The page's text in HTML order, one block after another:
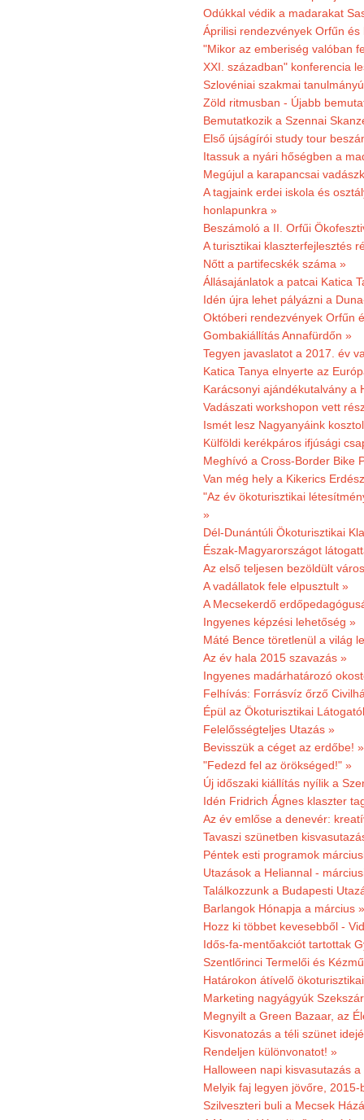
Odúkkal védik a madarakat
Áprilisi rendezvények Orfűn és
"Mikor az emberiség valóban
XXI. században" konferencia
Szlovéniai szakmai
Zöld ritmusban - Újabb
Bemutatkozik a Szennai
Első újságírói study tour
Itassuk a nyári hőségben a
Megújul a karapancsai
A tagjaink erdei iskola és
honlapunkra »
Beszámoló a II. Orfűi
A turisztikai klaszterfejlesztés
Nőtt a partifecskék száma »
Állásajánlatok a patcai Katica
Idén újra lehet pályázni a
Októberi rendezvények Orfűn
Gombakiállítás Annafürdőn »
Tegyen javaslatot a 2017. év
Katica Tanya elnyerte az
Karácsonyi ajándékutalvány a
Vadászati workshopon vett
Ismét lesz Nagyanyáink
Külföldi kerékpáros ifjúsági
Meghívó a Cross-Border Bike
Van még hely a Kikerics
"Az év ökoturisztikai
»
Dél-Dunántúli Ökoturisztikai
Észak-Magyarországot
Az első teljesen bezöldült
A vadállatok fele elpusztult »
A Mecsekerdő
Ingyenes képzési lehetőség »
Máté Bence töretlenül a világ
Az év hala 2015 szavazás »
Ingyenes madárhatározó
Felhívás: Forrásvíz őrző
Épül az Ökoturisztikai
Felelősségteljes Utazás »
Bevisszük a céget az erdőbe! »
"Fedezd fel az örökséged!" »
Új időszaki kiállítás nyílik a
Idén Fridrich Ágnes klaszter
Az év emlőse a denevér:
Tavaszi szünetben
Péntek esti programok
Utazások a Heliannal -
Találkozzunk a Budapesti
Barlangok Hónapja a március »
Hozz ki többet kevesebből -
Idős-fa-mentőakciót tartottak
Szentlőrinci Termelői és
Határokon átívelő
Marketing nagyágyúk
Megnyilt a Green Bazaar, az
Kisvonatozás a téli szünet
Rendeljen különvonatot! »
Halloween napi kisvasutazás
Melyik faj legyen jövőre,
Szilveszteri buli a Mecsek